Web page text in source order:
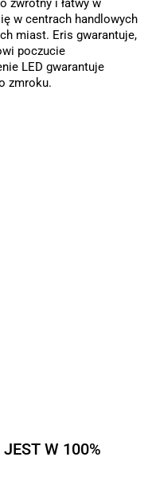
zwrotny i łatwy w
w centrach handlowych
miast. Eris gwarantuje,
poczucie
LED gwarantuje
zmroku.
W 100%